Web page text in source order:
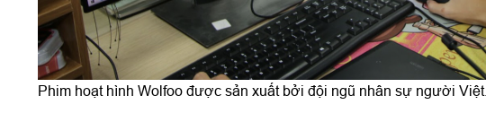
Phim hoạt hình Wolfoo được sản xuất bởi đội ngũ nhân sự người Việt.